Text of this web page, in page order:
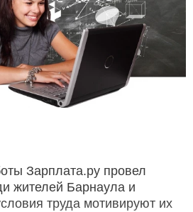
Зарплата.ру провел
жителей Барнаула и
труда мотивируют их